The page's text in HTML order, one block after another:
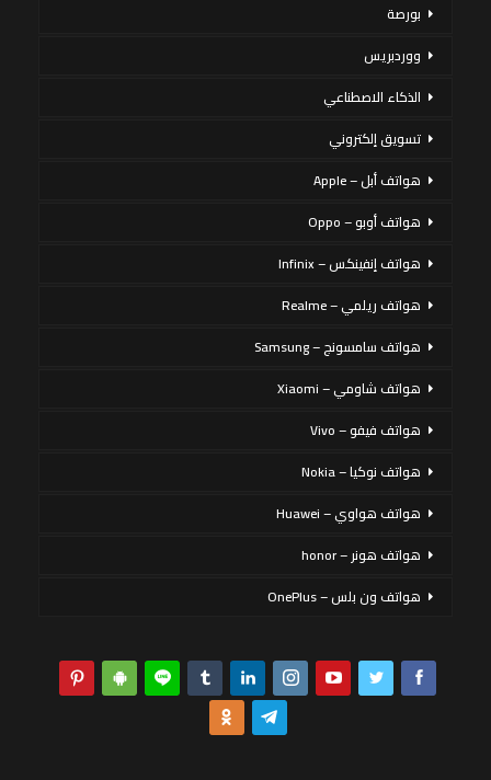
بورصة
ووردبريس
الذكاء الاصطناعي
تسويق إلكتروني
هواتف أبل – Apple
هواتف أوبو – Oppo
هواتف إنفينكس – Infinix
هواتف ريلمي – Realme
هواتف سامسونج – Samsung
هواتف شاومي – Xiaomi
هواتف فيفو – Vivo
هواتف نوكيا – Nokia
هواتف هواوي – Huawei
هواتف هونر – honor
هواتف ون بلس – OnePlus